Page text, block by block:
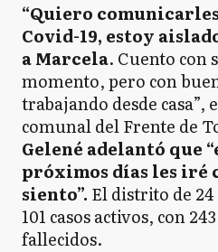
“Quiero
Covid-19, estoy
a Marcela. Cuento con
momento, pero con
trabajando desde casa”,
comunal del Frente de
Gelené adelantó que
próximos días les iré
siento”. El distrito de
101 casos activos, con
fallecidos.